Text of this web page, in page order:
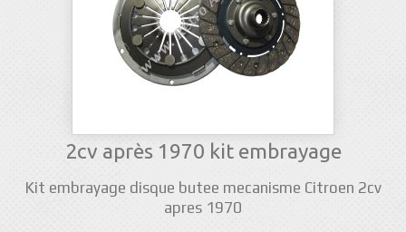
2cv après 1970 kit embrayage
Kit embrayage disque butee mecanisme Citroen 2cv
apres 1970